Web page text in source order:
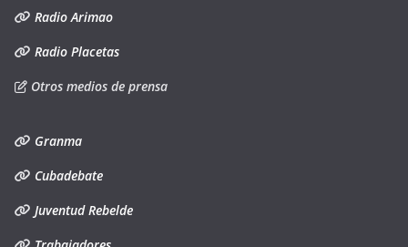
Radio Arimao
Radio Placetas
Otros medios de prensa
Granma
Cubadebate
Juventud Rebelde